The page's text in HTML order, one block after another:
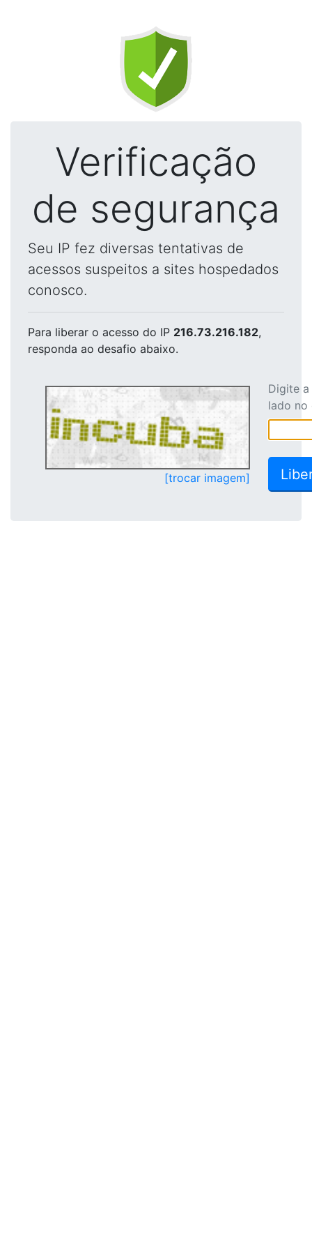
Verificação
de segurança
Seu IP fez diversas tentativas de
acessos suspeitos a sites hospedados
conosco.
Para liberar o acesso do IP 216.73.216.182,
responda ao desafio abaixo.
[trocar imagem]
Digite
lado no